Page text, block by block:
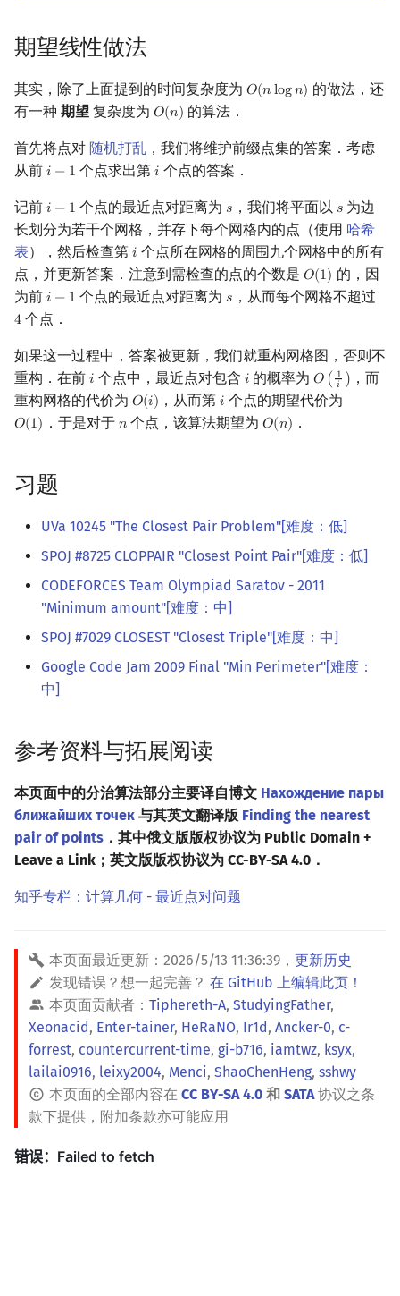
期望线性做法
其实，除了上面提到的时间复杂度为 𝑂(𝑛log𝑛)
O(nlogn)
的做法，还
有一种 期望 复杂度为 𝑂(𝑛)
O(n) 的算法．
首先将点对 随机打乱 ，我们将维护前缀点集的答案．考虑
从前 𝑖 − 1
i −1 个点求出第𝑖
i 个点的答案．
记前 𝑖 − 1
i −1 个点的最近点对距离为 𝑠
s ，我们将平面以 𝑠
s 为边
长划分为若干个网格，并存下每个网格内的点（使用 哈希
表），然后检查第 𝑖
i 个点所在网格的周围九个网格中的所有
点，并更新答案．注意到需检查的点的个数是 𝑂(1)
O(1) 的，因
为前 𝑖 − 1
i −1 个点的最近点对距离为 𝑠
s ，从而每个网格不超过
4
4 个点．
如果这一过程中，答案被更新，我们就重构网格图，否则不
重构．在前 𝑖
i 个点中，最近点对包含 𝑖
i 的概率为𝑂 ( 1
𝑖 )
O( 1 i)
，而
重构网格的代价为 𝑂(𝑖)
O(i) ，从而第𝑖
i 个点的期望代价为
𝑂(1)
O(1) ．于是对于 𝑛
n 个点，该算法期望为𝑂(𝑛)
O(n) ．
习题
UVa 10245 "The Closest Pair Problem"[难度：低]
SPOJ #8725 CLOPPAIR "Closest Point Pair"[难度：低]
CODEFORCES Team Olympiad Saratov - 2011
"Minimum amount"[难度：中]
SPOJ #7029 CLOSEST "Closest Triple"[难度：中]
Google Code Jam 2009 Final "Min Perimeter"[难度：
中]
参考资料与拓展阅读
本页面中的分治算法部分主要译自博文 Нахождение пары
ближайших точек 与其英文翻译版 Finding the nearest
pair of points ．其中俄文版版权协议为 Public Domain +
Leave a Link；英文版版权协议为 CC-BY-SA 4.0．
知乎专栏：计算几何 - 最近点对问题
本页面最近更新： 2026/5/13 11:36:39 ， 更新历史
发现错误？想一起完善？ 在 GitHub 上编辑此页！
本页面贡献者： Tiphereth-A, StudyingFather,
Xeonacid , Enter-tainer, HeRaNO, Ir1d , Ancker-0, c-
forrest, countercurrent-time, gi-b716, iamtwz, ksyx,
lailai0916, leixy2004, Menci, ShaoChenHeng, sshwy
本页面的全部内容在 CC BY-SA 4.0 和 SATA协议之条
款下提供，附加条款亦可能应用